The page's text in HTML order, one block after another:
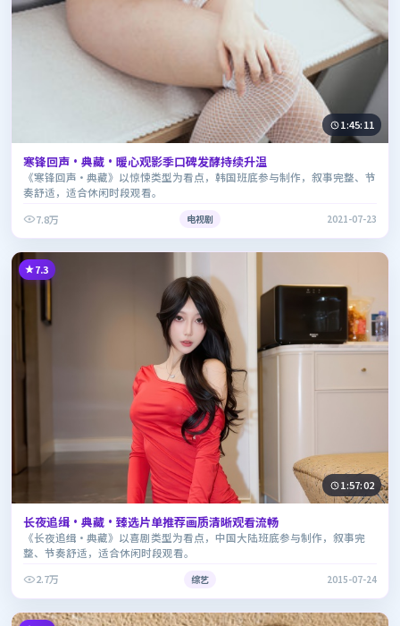
1:45:11
寒锋回声·典藏·暖心观影季口碑发酵持续升温
《寒锋回声·典藏》以惊悚类型为看点，韩国班底参与制作，叙事完整、节
奏舒适，适合休闲时段观看。
7.8万
电视剧 2021-07-23
7.3
1:57:02
长夜追缉·典藏·臻选片单推荐画质清晰观看流畅
《长夜追缉·典藏》以喜剧类型为看点，中国大陆班底参与制作，叙事完
整、节奏舒适，适合休闲时段观看。
2.7万
综艺 2015-07-24